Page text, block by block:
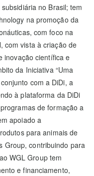
no Brasil; tem
na promoção da
com foco na
com vista à criação de
inovação científica e
da Iniciativa “Uma
com a DiDi, a
à plataforma da DiDi
de formação a
apoiado a
para animais de
Group, contribuindo para
WGL Group tem
e financiamento,